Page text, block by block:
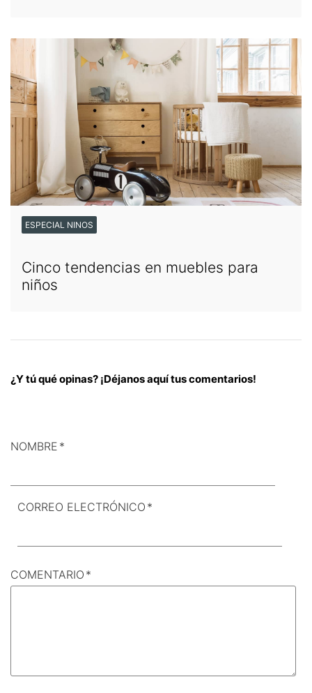
ESPECIAL NINOS
Cinco tendencias en muebles para
niños
¿Y tú qué opinas? ¡Déjanos aquí tus comentarios!
NOMBRE *
CORREO ELECTRÓNICO *
COMENTARIO *